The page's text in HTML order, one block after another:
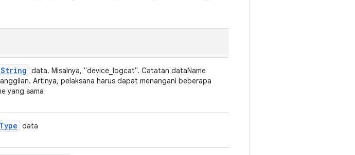
String data. Misalnya, "device_logcat". Catatan dataName
Artinya, pelaksana harus dapat menangani beberapa
yang sama
Type data